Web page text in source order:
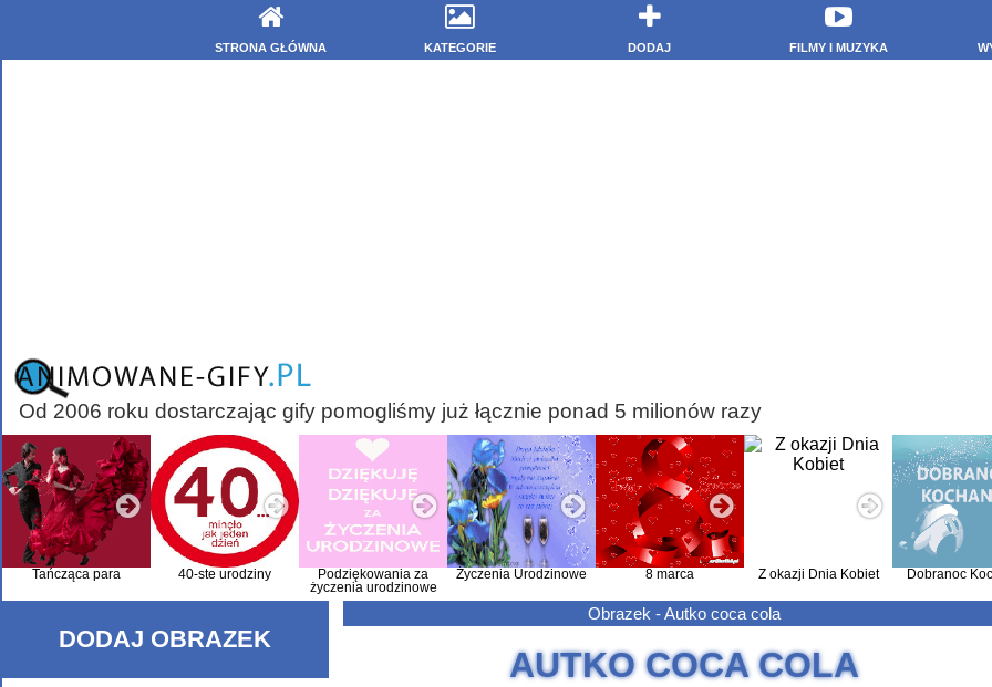
STRONA GŁÓWNA KATEGORIE DODAJ FILMY I MUZYKA
Od 2006 roku dostarczając gify pomogliśmy już łącznie ponad 5 milionów razy
Tańcząca para 40-ste urodziny
Podziękowania za
życzenia urodzinowe
Życzenia Urodzinowe 8 marca Z okazji Dnia Kobiet Dobranoc
DODAJ OBRAZEK
Obrazek - Autko coca cola
AUTKO COCA COLA